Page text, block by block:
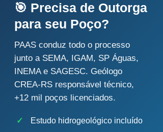
🎯 Precisa de Outorga
para seu Poço?
PAAS conduz todo o processo
junto a SEMA, IGAM, SP Águas,
INEMA e SAGESC. Geólogo
CREA-RS responsável técnico,
+12 mil poços licenciados.
✓
Estudo hidrogeológico incluído